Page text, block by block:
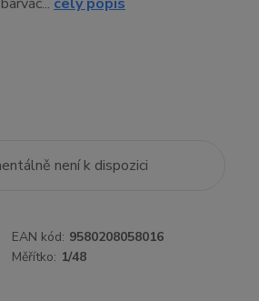
není k dispozici
EAN kód: 9580208058016
Měřítko: 1/48